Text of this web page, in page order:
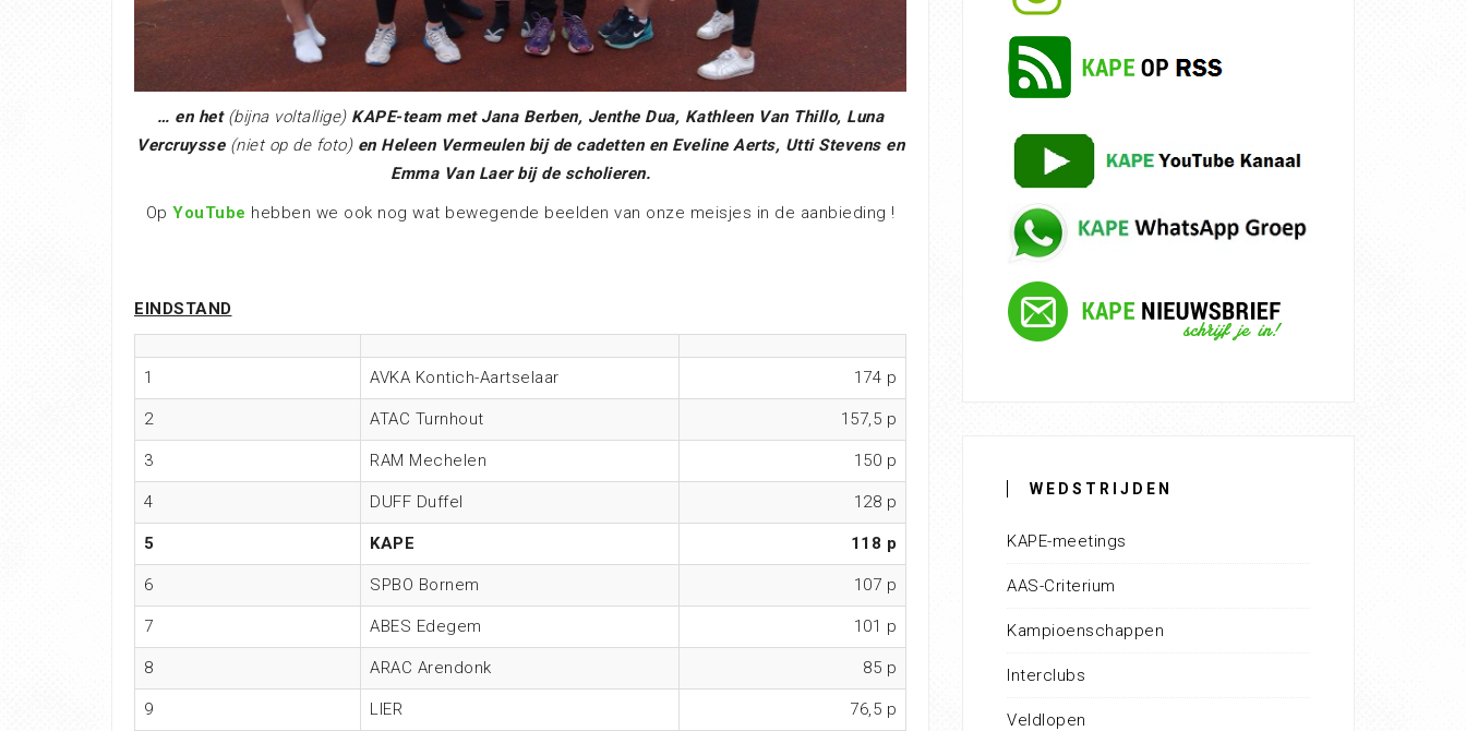
… en het(bijna voltallige)KAPE-team met Jana Berben, Jenthe Dua, Kathleen Van Thillo, Luna
Vercruysse (niet op de foto)en Heleen Vermeulen bij de cadetten en Eveline Aerts, Utti Stevens en
Emma Van Laer bij de scholieren.
Op YouTube hebben we ook nog wat bewegende beelden van onze meisjes in de aanbieding !
EINDSTAND
1 AVKA Kontich-Aartselaar 174 p
2 ATAC Turnhout 157,5 p
3 RAM Mechelen 150 p
4 DUFF Duffel 128 p
5 KAPE 118 p
6 SPBO Bornem 107 p
7 ABES Edegem 101 p
8 ARAC Arendonk 85 p
9 LIER 76,5 p
WEDSTRIJDEN
KAPE-meetings
AAS-Criterium
Kampioenschappen
Interclubs
Veldlopen